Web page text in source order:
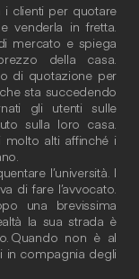
clienti per quotare
venderla in fretta.
mercato e spiega
della casa.
di quotazione per
sta succedendo
gli utenti sulle
sulla loro casa.
molto alti affinché i
l’università. I
di fare l’avvocato.
una brevissima
la sua strada è
Quando non è al
in compagnia degli